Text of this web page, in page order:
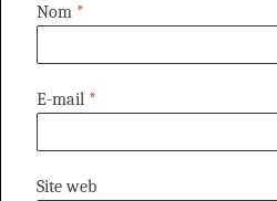
Nom *
E-mail *
Site web